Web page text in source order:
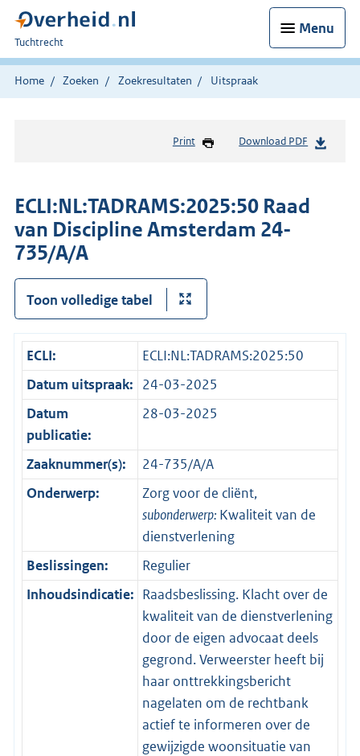
Menu
U
bent
hier:
Tuchtrecht
Home Zoeken Zoekresultaten Uitspraak
Print Download PDF
ECLI:NL:TADRAMS:2025:50 Raad
van Discipline Amsterdam 24-
735/A/A
Toon volledige tabel
ECLI:
ECLI:NL:TADRAMS:2025:50
Datum uitspraak: 24-03-2025
Datum
publicatie:
28-03-2025
Zaaknummer(s):
24-735/A/A
Onderwerp:
Zorg voor de cliënt,
subonderwerp: Kwaliteit van de
dienstverlening
Beslissingen:
Regulier
Inhoudsindicatie: Raadsbeslissing. Klacht over de
kwaliteit van de dienstverlening
door de eigen advocaat deels
gegrond. Verweerster heeft bij
haar onttrekkingsbericht
nagelaten om de rechtbank
actief te informeren over de
gewijzigde woonsituatie van